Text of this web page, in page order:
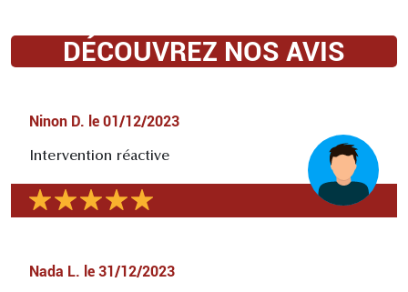
DÉCOUVREZ NOS AVIS
Ninon D. le 01/12/2023
Intervention réactive
Nada L. le 31/12/2023